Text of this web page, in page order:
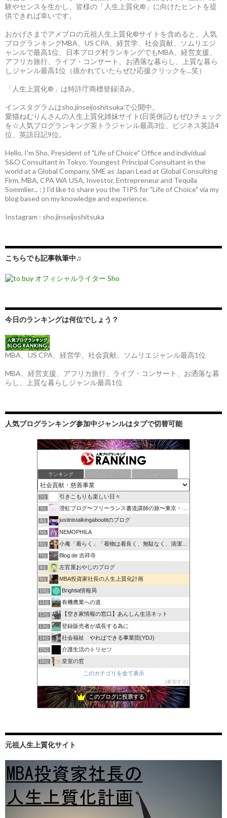
験やセンスを生かし、皆様の「人生上質化®」に向けたヒントを提
供できれば幸いです。
おかげさまでアメブロの元祖人生上質化®サイトを含めると、人気
ブログランキングMBA、US CPA、経営学、社会貢献、ソムリエジ
ャンルで最高1位、日本ブログ村ランキングでもMBA、経営支援、
アフリカ旅行、ライブ・コンサート、お洒落な暮らし、上質な暮ら
しジャンル最高1位（抜かれていたらぜひ応援クリックを…笑）
「人生上質化®」は特許庁商標登録済み。
インスタグラムはsho.jinseijoshitsukaで公開中。
愛猫ねむりんさんの人生上質化姉妹サイト(日英併記)もぜひチェック
を☆人気ブログランキング茶トラジャンル最高3位、ビジネス英語4
位、英語日記9位。
Hello, I'm Sho, President of "Life of Choice" Office and individual
S&O Consultant in Tokyo. Youngest Principal Consultant in the
world at a Global Company, SME as Japan Lead at Global Consulting
Firm, MBA, CPA WA USA, Investor, Entrepreneur and Tequila
Sommlier... : ) I'd like to share you the TIPS for "Life of Choice" via my
blog based on my knowledge and experience.
Instagram : sho.jinseijoshitsuka
こちらでも記事執筆中♫
今日のランキングは何位でしょう？
MBA、US CPA、経営学、社会貢献、ソムリエジャンル最高1位
MBA、経営支援、アフリカ旅行、ライブ・コンサート、お洒落な暮
らし、上質な暮らしジャンル最高1位
人気ブログランキング参加中ジャンルはタブで切替可能
ランキング ポイント ブロ画
2位 引きこもりも楽しい日々
3位 澄虹ブログ〜フリーランス書道講師の旅〜東京・神奈川・富山
4位 justinistalkingaboutitのブログ
5位 NEMOPHILA
6位 小庵「着らく」「着物は着良く、無駄なく、清潔に」
7位 Blog de 吉祥寺
8位 左官屋おやじのブログ
9位 MBA投資家社長の人生上質化計画
10位 Brightia情報局
11位 有機農業への道
12位 【空き家情報の窓口】あんしん生活ネット
13位 登録販売者が成長する為に
14位 社会福祉 やればできる事業団(YDJ)
15位 介護生活のトリセツ
16位
皇室の窓
このカテゴリを全て表示
参加する
このブログに投票する
元祖人生上質化サイト